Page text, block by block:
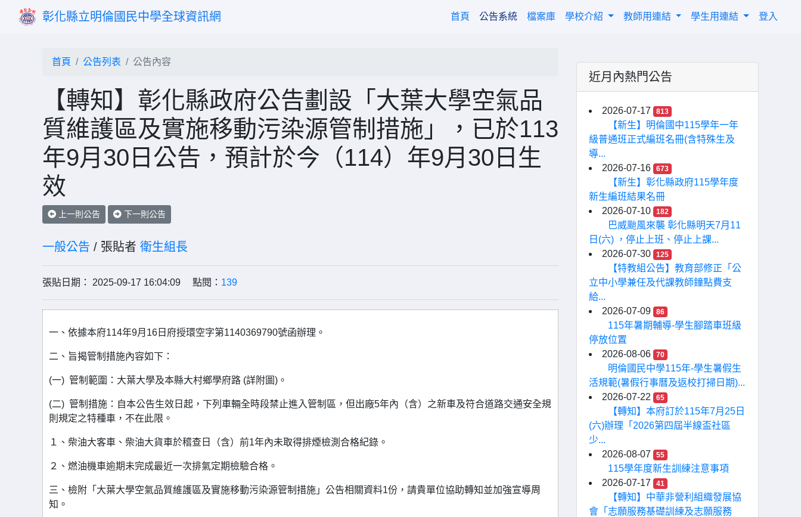
彰化縣立明倫國民中學全球資訊網 首頁(current)
公告系統 檔案庫 學校介紹 教師用連結 學生用連結 登入
首頁 公告列表 公告內容
【轉知】彰化縣政府公告劃設「大葉大學空氣品
質維護區及實施移動污染源管制措施」，已於113
年9月30日公告，預計於今（114）年9月30日生
效
上一則公告 下一則公告
一般公告 / 張貼者 衛生組長
張貼日期： 2025-09-17 16:04:09 點閱： 139
一、依據本府114年9月16日府授環空字第1140369790號函辦理。
二、旨揭管制措施內容如下：
(一) 管制範圍：大葉大學及本縣大村鄉學府路 (詳附圖)。
(二) 管制措施：自本公告生效日起，下列車輛全時段禁止進入管制區，但出廠5年內（含）之新車及符合道路交通安全規
則規定之特種車，不在此限。
１、柴油大客車、柴油大貨車於稽查日（含）前1年內未取得排煙檢測合格紀錄。
２、燃油機車逾期未完成最近一次排氣定期檢驗合格。
三、檢附「大葉大學空氣品質維護區及實施移動污染源管制措施」公告相關資料1份，請貴單位協助轉知並加強宣導周
知。
近月內熱門公告
2026-07-17 813
【新生】明倫國中115學年一年
級普通班正式編班名冊(含特殊生及
導...
2026-07-16
673
【新生】彰化縣政府115學年度
新生編班結果名冊
2026-07-10
182
巴威颱風來襲 彰化縣明天7月11
日(六) ，停止上班、停止上課...
2026-07-30
125
【特教組公告】教育部修正「公
立中小學兼任及代課教師鐘點費支
給...
2026-07-09
86
115年暑期輔導-學生腳踏車班級
停放位置
2026-08-06
70
明倫國民中學115年-學生暑假生
活規範(暑假行事曆及返校打掃日期)...
2026-07-22
65
【轉知】本府訂於115年7月25日
(六)辦理「2026第四屆半線盃社區
少...
2026-08-07
55
115學年度新生訓練注意事項
2026-07-17
41
【轉知】中華非營利組織發展協
會「志願服務基礎訓練及志願服務